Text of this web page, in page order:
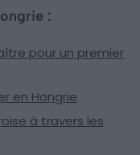
:
pour un premier
en Hongrie
à travers les